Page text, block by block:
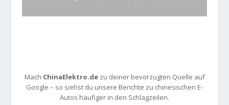
Mach ChinaElektro.dezu deiner bevorzugten Quelle auf
Google – so siehst du unsere Berichte zu chinesischen E-
Autos häufiger in den Schlagzeilen.